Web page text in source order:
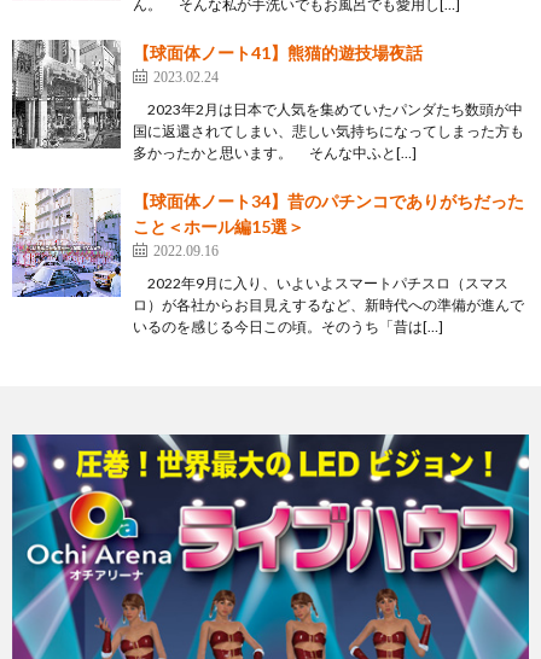
ん。 そんな私が手洗いでもお風呂でも愛用し[…]
【球面体ノート41】熊猫的遊技場夜話
2023.02.24
2023年2月は日本で人気を集めていたパンダたち数頭が中
国に返還されてしまい、悲しい気持ちになってしまった方も
多かったかと思います。 そんな中ふと[…]
【球面体ノート34】昔のパチンコでありがちだった
こと＜ホール編15選＞
2022.09.16
2022年9月に入り、いよいよスマートパチスロ（スマス
ロ）が各社からお目見えするなど、新時代への準備が進んで
いるのを感じる今日この頃。そのうち「昔は[…]